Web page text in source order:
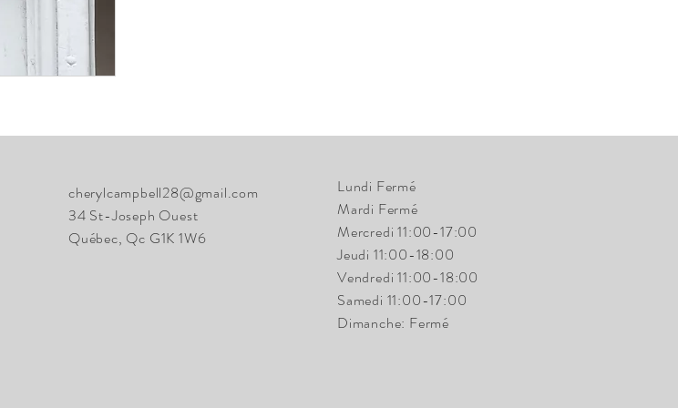
cherylcampbell28@gmail.com
34 St-Joseph Ouest
Québec, Qc G1K 1W6
Lundi Fermé
Mardi Fermé
Mercredi 11:00-17:00
Jeudi 11:00-18:00
Vendredi 11:00-18:00
Samedi 11:00-17:00
Dimanche: Fermé